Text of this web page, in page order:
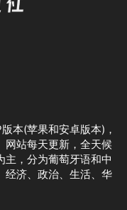
本(苹果和安卓版本)，
网站每天更新，全天候
主，分为葡萄牙语和中
经济、政治、生活、华